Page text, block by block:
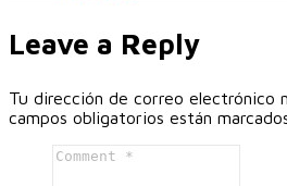
Leave a Reply
Tu dirección de correo electrónico
campos obligatorios están